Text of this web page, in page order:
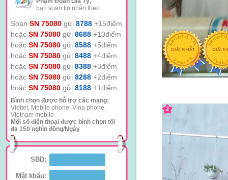
bạn soạn tin nhắn theo:
Soạn SN 75080gửi 8788+15điểm
hoặc SN 75080gửi 8688+10điểm
hoặc SN 75080gửi 8588+5điểm
hoặc SN 75080gửi 8488+4điểm
hoặc SN 75080gửi 8388+3điểm
hoặc SN 75080gửi 8288+2điểm
hoặc SN 75080gửi 8188+1điểm
Bình chọn được hỗ trợ các mạng:
Viettel, Mobile phone, Vina phone,
Vietnam mobile
Mỗi số điện thoại được bình chọn tối
đa 150 nghìn đồng/Ngày
SBD:
Mật khẩu:
2